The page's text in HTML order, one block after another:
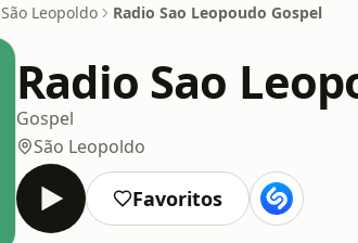
São Leopoldo Radio Sao Leopoudo Gospel
Radio Sao
Gospel
São Leopoldo
Favoritos